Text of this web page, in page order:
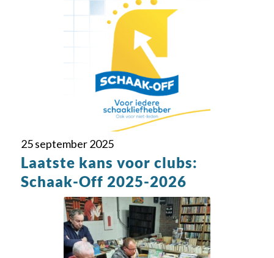
25 september 2025
Laatste kans voor clubs:
Schaak-Off 2025-2026